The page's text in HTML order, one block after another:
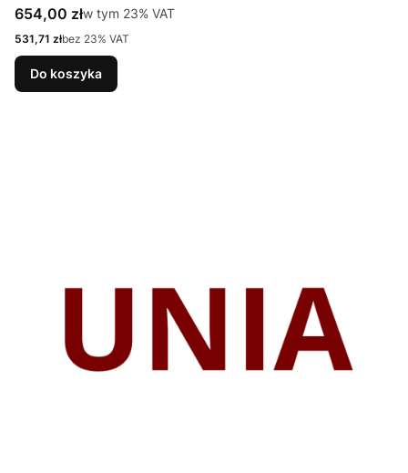
Cena brutto
654,00 złw tym %s VAT
w tym 23% VAT
Cena netto
531,71 złbez 23% VAT
Do koszyka